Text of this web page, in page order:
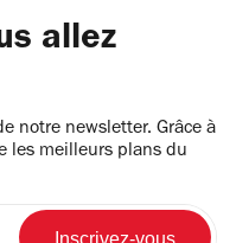
allez
notre newsletter. Grâce à
les meilleurs plans du